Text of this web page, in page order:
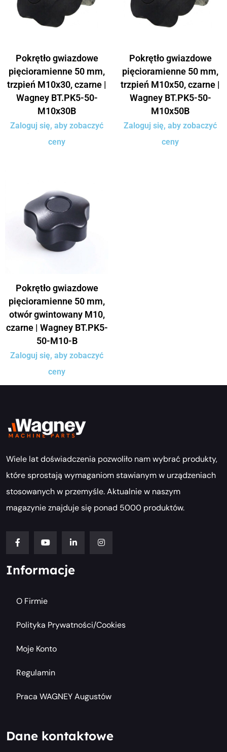
Pokrętło gwiazdowe
pięcioramienne 50 mm,
trzpień M10x30, czarne |
Wagney BT.PK5-50-
M10x30B
Zaloguj się, aby zobaczyć
ceny
Pokrętło gwiazdowe
pięcioramienne 50 mm,
trzpień M10x50, czarne |
Wagney BT.PK5-50-
M10x50B
Zaloguj się, aby zobaczyć
ceny
Pokrętło gwiazdowe
pięcioramienne 50 mm,
otwór gwintowany M10,
czarne | Wagney BT.PK5-
50-M10-B
Zaloguj się, aby zobaczyć
ceny
Wiele lat doświadczenia pozwoliło nam wybrać produkty,
które sprostają wymaganiom stawianym w urządzeniach
stosowanych w przemyśle. Aktualnie w naszym
magazynie znajduje się ponad 5000 produktów.
Informacje
O Firmie
Polityka Prywatności/cookies
Moje Konto
Regulamin
Praca WAGNEY Augustów
Dane kontaktowe